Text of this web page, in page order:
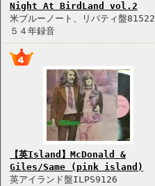
Night At BirdLand vol.2
米ブルーノート、リバティ盤81522
５４年録音
【英Island】McDonald &
Giles/Same (pink island)
英アイランド盤ILPS9126